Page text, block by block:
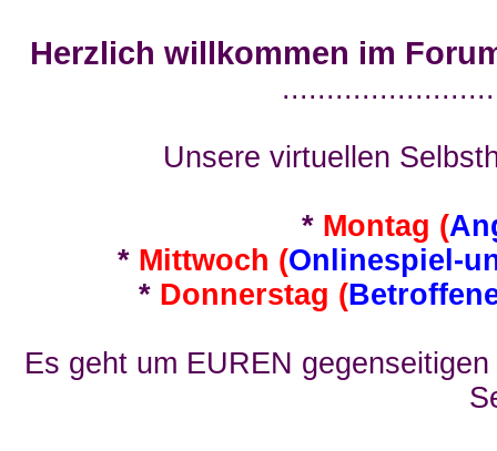
Herzlich willkommen im
Unsere virtuellen
* Montag (
* Mittwoch (Onlinespiel-
* Donnerstag (
Es geht um EUREN